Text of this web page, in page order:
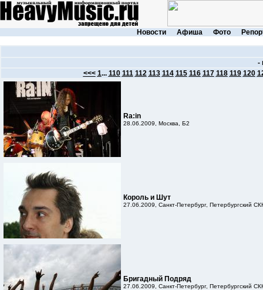
Новости Афиша Фото
-
<<< 1... 110 111 112 113 114 115 116 117 118 119 120
Ra:in
28.06.2009, Москва, Б2
Король и Шут
27.06.2009, Санкт-Петербург, Петербургский
Бригадный Подряд
27.06.2009, Санкт-Петербург, Петербургский